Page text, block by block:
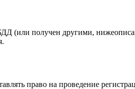
(или получен другими,
право на проведение